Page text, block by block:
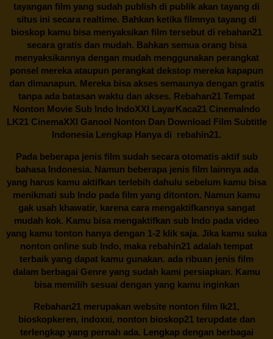
tayangan film yang sudah publish di publik akan tayang di
situs ini secara realtime. Bahkan ketika filmnya tayang di
bioskop kamu bisa menyaksikan film tersebut di rebahan21
secara gratis dan mudah. Bahkan semua orang bisa
menyaksikannya dengan mudah menggunakan perangkat
ponsel mereka ataupun perangkat dekstop mereka kapapun
dan dimanapun. Mereka bisa akses semaunya dengan gratis
tanpa ada batasan waktu dan akses. Rebahan21 Tempat
Nonton Movie Sub Indo IndoXXI LayarKaca21 CinemaIndo
LK21 CinemaXXI Ganool Nonton Dan Download Film Subtitle
Indonesia Lengkap Hanya di rebahin21.
Pada beberapa jenis film sudah secara otomatis aktif sub
bahasa Indonesia. Namun beberapa jenis film lainnya ada
yang harus kamu aktifkan terlebih dahulu sebelum kamu bisa
menikmati sub Indo pada film yang ditonton. Namun kamu
gak usah khawatir, karena cara mengaktifkannya sangat
mudah kok. Kamu bisa mengaktifkan sub Indo pada video
yang kamu tonton hanya dengan 1-2 klik saja. Jika kamu suka
nonton online sub Indo, maka rebahin21 adalah tempat
terbaik yang dapat kamu gunakan. ada ribuan jenis film
dalam berbagai Genre yang sudah kami persiapkan. Kamu
bisa memilih sesuai dengan yang kamu inginkan
Rebahan21 merupakan website nonton film lk21,
bioskopkeren, indoxxi, nonton bioskop21 terupdate dan
terlengkap yang pernah ada. Lengkap dengan berbagai